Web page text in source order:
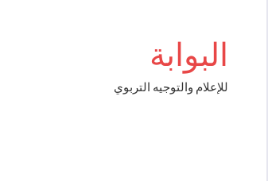
البوابة
للإعلام والتوجيه التربوي